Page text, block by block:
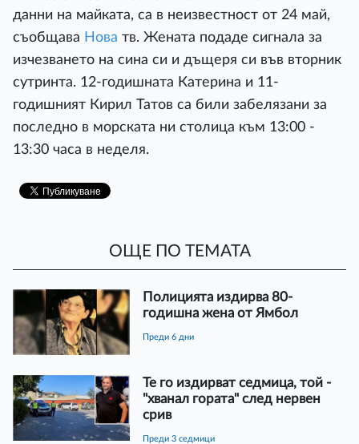
данни на майката, са в неизвестност от 24 май,
съобщава Нова тв. Жената подаде сигнала за
изчезването на сина си и дъщеря си във вторник
сутринта. 12-годишната Катерина и 11-
годишният Кирил Татов са били забелязани за
последно в морската ни столица към 13:00 -
13:30 часа в неделя.
ОЩЕ ПО ТЕМАТА
Полицията издирва 80-
годишна жена от Ямбол
преди 6 дни
Те го издирват седмица, той -
"хванал гората" след нервен
срив
преди 3 седмици